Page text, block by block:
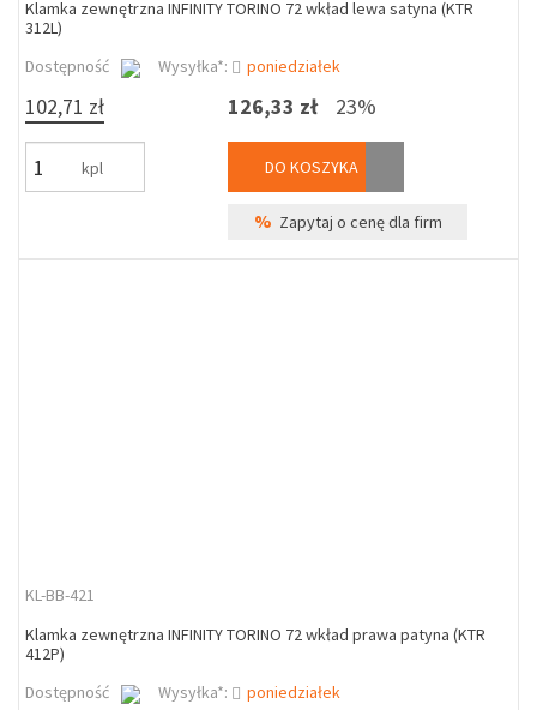
Klamka zewnętrzna INFINITY TORINO 72 wkład lewa satyna (KTR
312L)
Dostępność
Wysyłka*: poniedziałek
102,71 zł
kpl
126,33 zł 23%
DO KOSZYKA
% Zapytaj o cenę dla firm
KL-BB-421
Klamka zewnętrzna INFINITY TORINO 72 wkład prawa patyna (KTR
412P)
Dostępność
Wysyłka*: poniedziałek